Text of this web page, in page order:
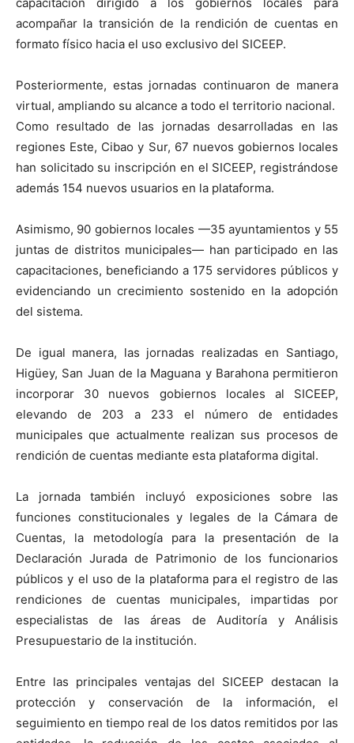
acompañar la transición de la rendición de cuentas en
formato físico hacia el uso exclusivo del SICEEP.
Posteriormente, estas jornadas continuaron de manera
virtual, ampliando su alcance a todo el territorio nacional.
Como resultado de las jornadas desarrolladas en las
regiones Este, Cibao y Sur, 67 nuevos gobiernos locales
han solicitado su inscripción en el SICEEP, registrándose
además 154 nuevos usuarios en la plataforma.
Asimismo, 90 gobiernos locales —35 ayuntamientos y 55
juntas de distritos municipales— han participado en las
capacitaciones, beneficiando a 175 servidores públicos y
evidenciando un crecimiento sostenido en la adopción
del sistema.
De igual manera, las jornadas realizadas en Santiago,
Higüey, San Juan de la Maguana y Barahona permitieron
incorporar 30 nuevos gobiernos locales al SICEEP,
elevando de 203 a 233 el número de entidades
municipales que actualmente realizan sus procesos de
rendición de cuentas mediante esta plataforma digital.
La jornada también incluyó exposiciones sobre las
funciones constitucionales y legales de la Cámara de
Cuentas, la metodología para la presentación de la
Declaración Jurada de Patrimonio de los funcionarios
públicos y el uso de la plataforma para el registro de las
rendiciones de cuentas municipales, impartidas por
especialistas de las áreas de Auditoría y Análisis
Presupuestario de la institución.
Entre las principales ventajas del SICEEP destacan la
protección y conservación de la información, el
seguimiento en tiempo real de los datos remitidos por las